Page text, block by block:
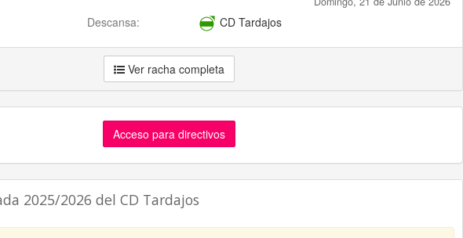
Descansa: CD Tardajos
Ver racha completa
Acceso para directivos
2025/2026 del CD Tardajos